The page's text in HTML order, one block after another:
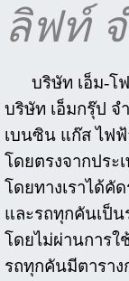
ลิฟท์
บริษัท เอ็ม-โฟ
บริษัท เอ็มกรุ๊ป จ
เบนซิน แก๊ส ไฟ
โดยตรงจากประ
โดยทางเราได้คั
และรถทุกคันเป็
โดยไม่ผ่านการใ
รถทุกคันมีตารา